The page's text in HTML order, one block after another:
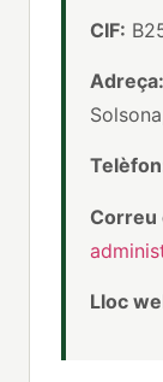
CIF:
Adreça:
Correu
Lloc